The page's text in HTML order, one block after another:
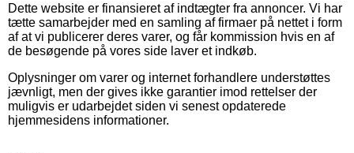
Dette website er finansieret af indtægter fra annoncer. Vi har
tætte samarbejder med en samling af firmaer på nettet i form
af at vi publicerer deres varer, og får kommission hvis en af
de besøgende på vores side laver et indkøb.
Oplysninger om varer og internet forhandlere understøttes
jævnligt, men der gives ikke garantier imod rettelser der
muligvis er udarbejdet siden vi senest opdaterede
hjemmesidens informationer.